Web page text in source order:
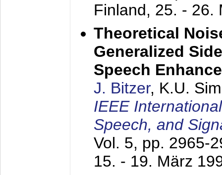
Finland, 25. - 26.
Theoretical
Generalized
Speech
J. Bitzer, K.U.
IEEE
Speech, and
Vol. 5, pp. 2965-
15. - 19. März